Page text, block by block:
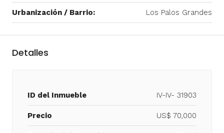
Urbanización / Barrio: Los Palos Grandes
Detalles
ID del Inmueble IV-IV- 31903
Precio US$ 70,000